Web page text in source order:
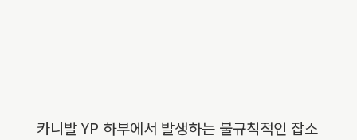
카니발 YP 하부에서 발생하는 불규칙적인 잡소